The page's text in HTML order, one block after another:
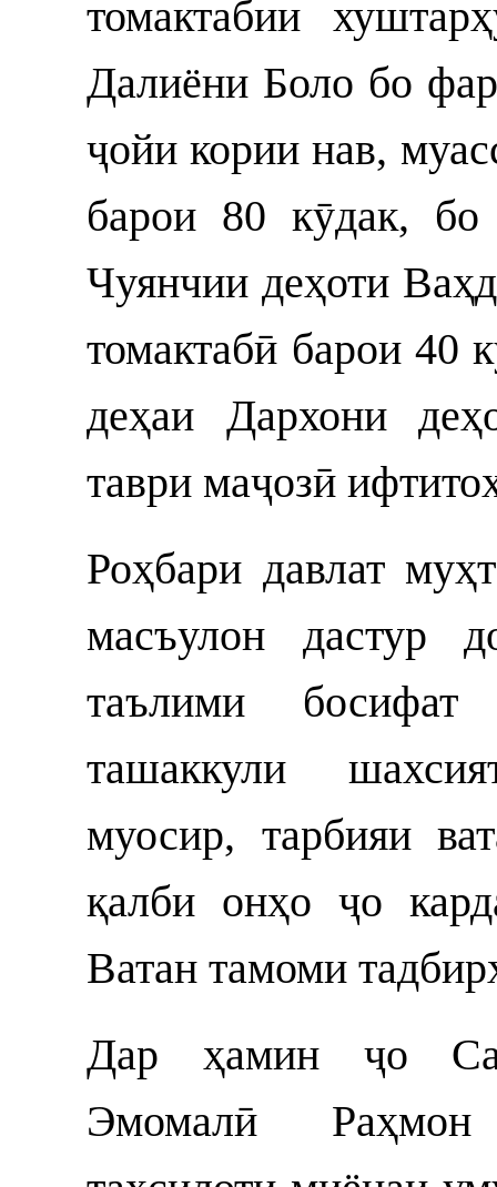
томактабии
Далиёни Боло бо
ҷойи кории нав,
барои 80 кӯдак,
Чуянчии деҳоти
томактабӣ барои 40
деҳаи Дархони
таври маҷозӣ
Роҳбари давлат
масъулон дастур
таълими
ташаккули
муосир, тарбияи
қалби онҳо ҷо
Ватан тамоми
Дар ҳамин ҷо
Эмомалӣ